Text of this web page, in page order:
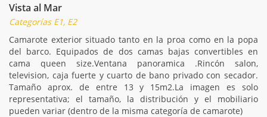
Vista al Mar
Categorías E1, E2
Camarote exterior situado tanto en la proa como en la popa
del barco. Equipados de dos camas bajas convertibles en
cama queen size.Ventana panoramica .Rincón salon,
television, caja fuerte y cuarto de bano privado con secador.
Tamaño aprox. de entre 13 y 15m2.La imagen es solo
representativa; el tamaño, la distribución y el mobiliario
pueden variar (dentro de la misma categoría de camarote)